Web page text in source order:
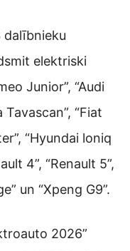
dalībnieku
elektriski
Junior”, “Audi
“Fiat
“Hyundai loniq
4”, “Renault 5”,
un “Xpeng G9”.
2026”